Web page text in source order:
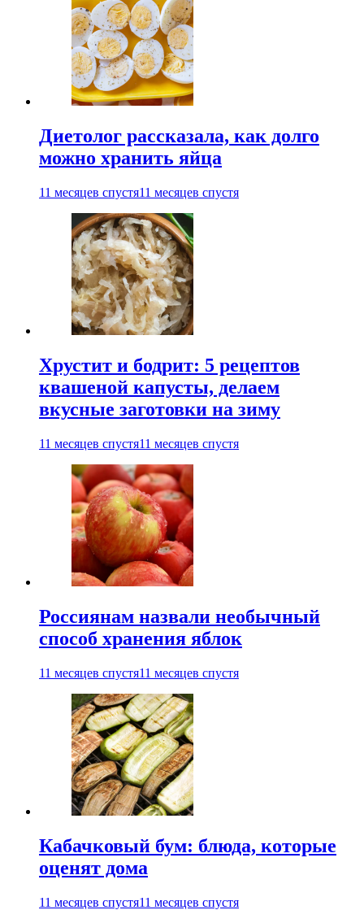
Диетолог рассказала, как долго
можно хранить яйца
11 месяцев спустя11 месяцев спустя
Хрустит и бодрит: 5 рецептов
квашеной капусты, делаем
вкусные заготовки на зиму
11 месяцев спустя11 месяцев спустя
Россиянам назвали необычный
способ хранения яблок
11 месяцев спустя11 месяцев спустя
Кабачковый бум: блюда, которые
оценят дома
11 месяцев спустя11 месяцев спустя